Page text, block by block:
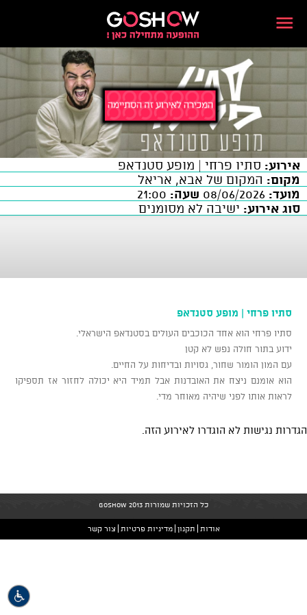
אירוע: סתיו פרחי | מופע סטנדאפ
מקום: המקום של אבא, אריאל
מועד:
שעה:
סוג אירוע: ישיבה לא מסומנים
סתיו פרחי | מופע סטנדאפ
סתיו פרחי הוא אחד הכוכבים העולים בסטנדאפ הישראלי.
ידוע בתור חולה נפש לא קטן
עם המון הומור שחור, גסויות ובדיחות על החיים.
הוא אומנם ניצח את האובדנות אבל תמיד היא יכולה לחזור אז תספיקו
לראות אותו לפני שיהיה מאוחר מדי.
הגדרות נגישות לא הוגדרו לאירוע הזה.
כל הזכויות שמורות GoShow 2013
אודות תקנון מדיניות פרטיות צור קשר